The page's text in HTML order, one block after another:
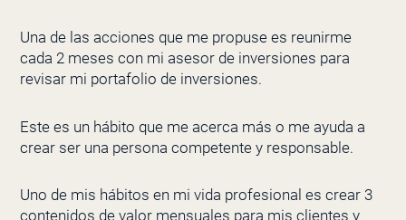
Una de las acciones que me propuse es reunirme
cada 2 meses con mi asesor de inversiones para
revisar mi portafolio de inversiones.
Este es un hábito que me acerca más o me ayuda a
crear ser una persona competente y responsable.
Uno de mis hábitos en mi vida profesional es crear 3
contenidos de valor mensuales para mis clientes y